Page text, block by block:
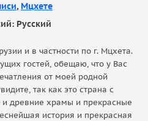
, Мцхете
Русский
и в частности по г. Мцхета.
гостей, обещаю, что у Вас
от моей родной
так как это страна с
и древние храмы и прекрасные
история и прекрасная